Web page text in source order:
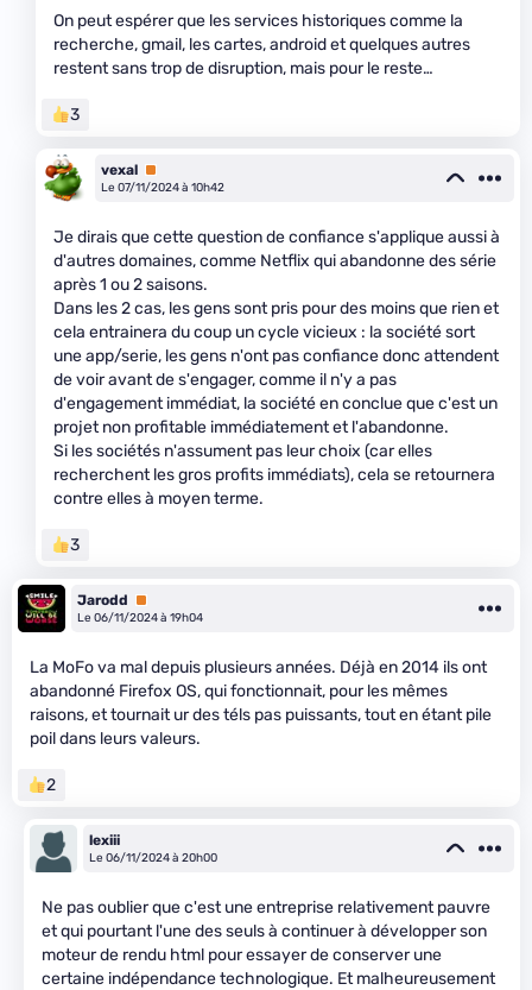
On peut espérer que les services historiques comme la
recherche, gmail, les cartes, android et quelques autres
restent sans trop de disruption, mais pour le reste…
3
vexal Premium
Le 07/11/2024 à 10h42
Je dirais que cette question de confiance s'applique aussi à
d'autres domaines, comme Netflix qui abandonne des série
après 1 ou 2 saisons.
Dans les 2 cas, les gens sont pris pour des moins que rien et
cela entrainera du coup un cycle vicieux : la société sort
une app/serie, les gens n'ont pas confiance donc attendent
de voir avant de s'engager, comme il n'y a pas
d'engagement immédiat, la société en conclue que c'est un
projet non profitable immédiatement et l'abandonne.
Si les sociétés n'assument pas leur choix (car elles
recherchent les gros profits immédiats), cela se retournera
contre elles à moyen terme.
3
Jarodd
Premium
Le 06/11/2024 à 19h04
La MoFo va mal depuis plusieurs années. Déjà en 2014 ils ont
abandonné Firefox OS, qui fonctionnait, pour les mêmes
raisons, et tournait ur des téls pas puissants, tout en étant pile
poil dans leurs valeurs.
2
lexiii
Le 06/11/2024 à 20h00
Ne pas oublier que c'est une entreprise relativement pauvre
et qui pourtant l'une des seuls à continuer à développer son
moteur de rendu html pour essayer de conserver une
certaine indépendance technologique. Et malheureusement